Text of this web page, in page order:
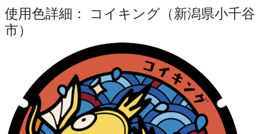
使用色詳細： コイキング（新潟県小千谷
市）